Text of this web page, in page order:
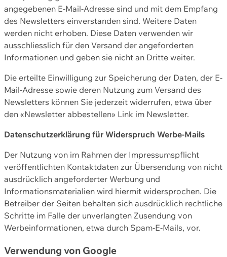
angegebenen E-Mail-Adresse sind und mit dem Empfang
des Newsletters einverstanden sind. Weitere Daten
werden nicht erhoben. Diese Daten verwenden wir
ausschliesslich für den Versand der angeforderten
Informationen und geben sie nicht an Dritte weiter.
Die erteilte Einwilligung zur Speicherung der Daten, der E-
Mail-Adresse sowie deren Nutzung zum Versand des
Newsletters können Sie jederzeit widerrufen, etwa über
den «Newsletter abbestellen» Link im Newsletter.
Datenschutzerklärung für Widerspruch Werbe-Mails
Der Nutzung von im Rahmen der Impressumspflicht
veröffentlichten Kontaktdaten zur Übersendung von nicht
ausdrücklich angeforderter Werbung und
Informationsmaterialien wird hiermit widersprochen. Die
Betreiber der Seiten behalten sich ausdrücklich rechtliche
Schritte im Falle der unverlangten Zusendung von
Werbeinformationen, etwa durch Spam-E-Mails, vor.
Verwendung von Google